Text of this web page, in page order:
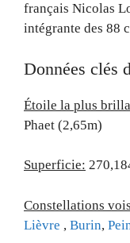
français Nicolas
intégrante des 88
Données clés
Étoile la plus
Phaet (2,65m)
Superficie:
Constellations
Lièvre , Burin,